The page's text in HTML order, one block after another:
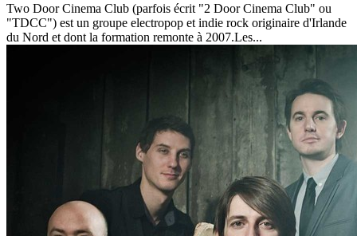
Two Door Cinema Club (parfois écrit "2 Door Cinema Club" ou
"TDCC") est un groupe electropop et indie rock originaire d'Irlande
du Nord et dont la formation remonte à 2007.Les...